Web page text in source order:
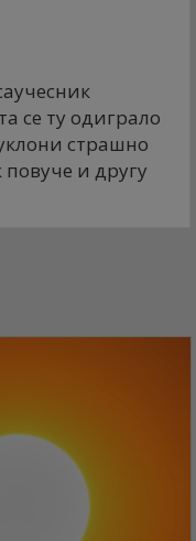
се ту одиграло
страшно
и другу